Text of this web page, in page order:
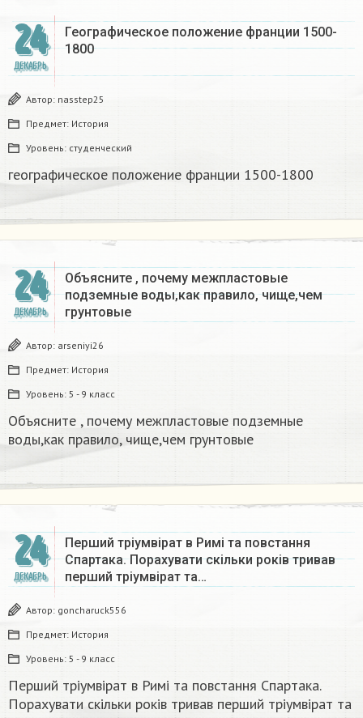
24
ДЕКАБРЬ
Географическое положение франции 1500-
1800​
Автор: nasstep25
Предмет: История
Уровень: студенческий
географическое положение франции 1500-1800​
24
ДЕКАБРЬ
Объясните , почему межпластовые
подземные воды,как правило, чище,чем
грунтовые​
Автор: arseniyi26
Предмет: История
Уровень: 5 - 9 класс
Объясните , почему межпластовые подземные
воды,как правило, чище,чем грунтовые​
24
ДЕКАБРЬ
Перший тріумвірат в Римі та повстання
Спартака. Порахувати скільки років тривав
перший тріумвірат та…
Автор: goncharuck556
Предмет: История
Уровень: 5 - 9 класс
Перший тріумвірат в Римі та повстання Спартака.
Порахувати скільки років тривав перший тріумвірат та